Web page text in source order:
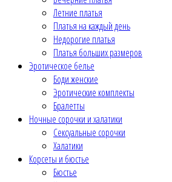
Летние платья
Платья на каждый день
Недорогие платья
Платья больших размеров
Эротическое белье
Боди женские
Эротические комплекты
Бралетты
Ночные сорочки и халатики
Сексуальные сорочки
Халатики
Корсеты и бюстье
Бюстье